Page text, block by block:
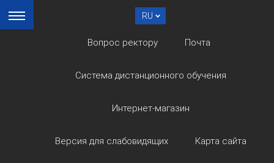
RU
Вопрос ректору Почта
Система дистанционного обучения
Интернет-магазин
Версия для слабовидящих Карта сайта